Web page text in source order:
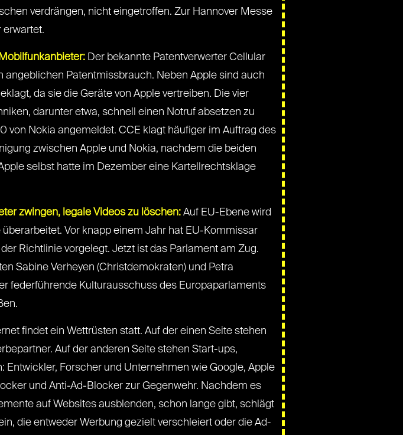
verdrängen, nicht eingetroffen. Zur Hannover Messe
Der bekannte Patentverwerter Cellular
Patentmissbrauch. Neben Apple sind auch
da sie die Geräte von Apple vertreiben. Die vier
darunter etwa, schnell einen Notruf absetzen zu
von Nokia angemeldet. CCE klagt häufiger im Auftrag des
zwischen Apple und Nokia, nachdem die beiden
selbst hatte im Dezember eine Kartellrechtsklage
zwingen, legale Videos zu löschen:Auf EU-Ebene wird
Vor knapp einem Jahr hat EU-Kommissar
Richtlinie vorgelegt. Jetzt ist das Parlament am Zug.
Sabine Verheyen (Christdemokraten) und Petra
federführende Kulturausschuss des Europaparlaments
findet ein Wettrüsten statt. Auf der einen Seite stehen
Auf der anderen Seite stehen Start-ups,
Forscher und Unternehmen wie Google, Apple
und Anti-Ad-Blocker zur Gegenwehr. Nachdem es
auf Websites ausblenden, schon lange gibt, schlägt
die entweder Werbung gezielt verschleiert oder die Ad-